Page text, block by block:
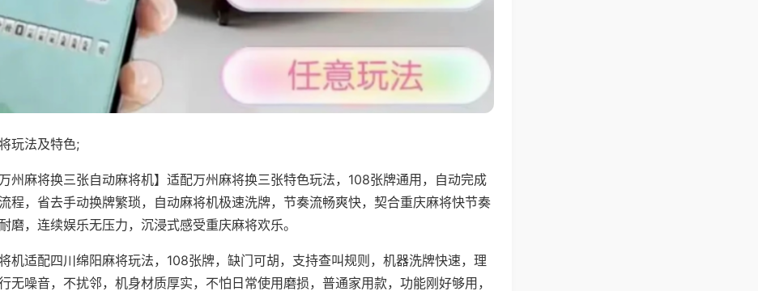
玩法及特色;
万州麻将换三张自动麻将机】适配万州麻将换三张特色玩法，108张牌通用，自动完成
程，省去手动换牌繁琐，自动麻将机极速洗牌，节奏流畅爽快，契合重庆麻将快节奏
磨，连续娱乐无压力，沉浸式感受重庆麻将欢乐。
机适配四川绵阳麻将玩法，108张牌，缺门可胡，支持查叫规则，机器洗牌快速，理
无噪音，不扰邻，机身材质厚实，不怕日常使用磨损，普通家用款，功能刚好够用，